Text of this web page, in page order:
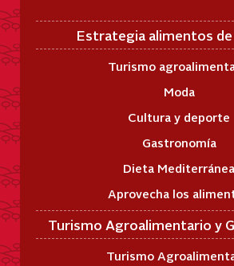
Estrategia alimentos de
Turismo
Moda
Cultura y deporte
Gastronomía
Dieta Mediterránea
Aprovecha los
Turismo Agroalimentario y
Turismo